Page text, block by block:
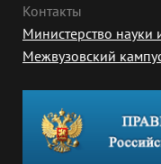
Контакты
Министерство
Межвузовский